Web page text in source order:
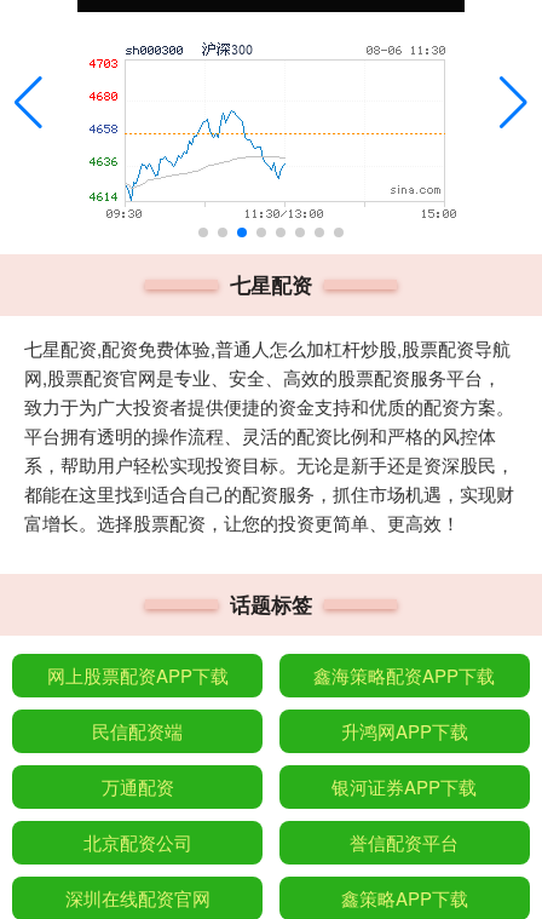
七星配资
七星配资,配资免费体验,普通人怎么加杠杆炒股,股票配资导航
网,股票配资官网是专业、安全、高效的股票配资服务平台，
致力于为广大投资者提供便捷的资金支持和优质的配资方案。
平台拥有透明的操作流程、灵活的配资比例和严格的风控体
系，帮助用户轻松实现投资目标。无论是新手还是资深股民，
都能在这里找到适合自己的配资服务，抓住市场机遇，实现财
富增长。选择股票配资，让您的投资更简单、更高效！
话题标签
网上股票配资APP下载 鑫海策略配资APP下载
民信配资端 升鸿网APP下载
万通配资 银河证券APP下载
北京配资公司 誉信配资平台
深圳在线配资官网 鑫策略APP下载